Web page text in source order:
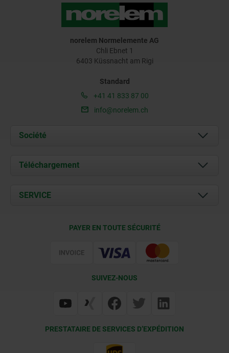
norelem Normelemente AG
Chli Ebnet 1
6403 Küssnacht am Rigi
Standard
+41 41 833 87 00
info@norelem.ch
Société
À propos de nous
Contact
Téléchargement
Documents
SERVICE
PAYER EN TOUTE SÉCURITÉ
SUIVEZ-NOUS
PRESTATAIRE DE SERVICES D’EXPÉDITION